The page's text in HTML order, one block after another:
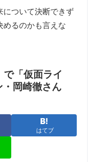
について決断できず
めるのかも言えな
で「仮面ライ
・岡崎徹さん
はてブ